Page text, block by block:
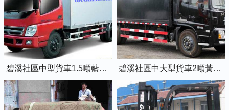
碧溪社區中型貨車1.5噸藍牌4米2廂式貨車 碧溪社區中大型貨車2噸黃牌5米2廂式貨車